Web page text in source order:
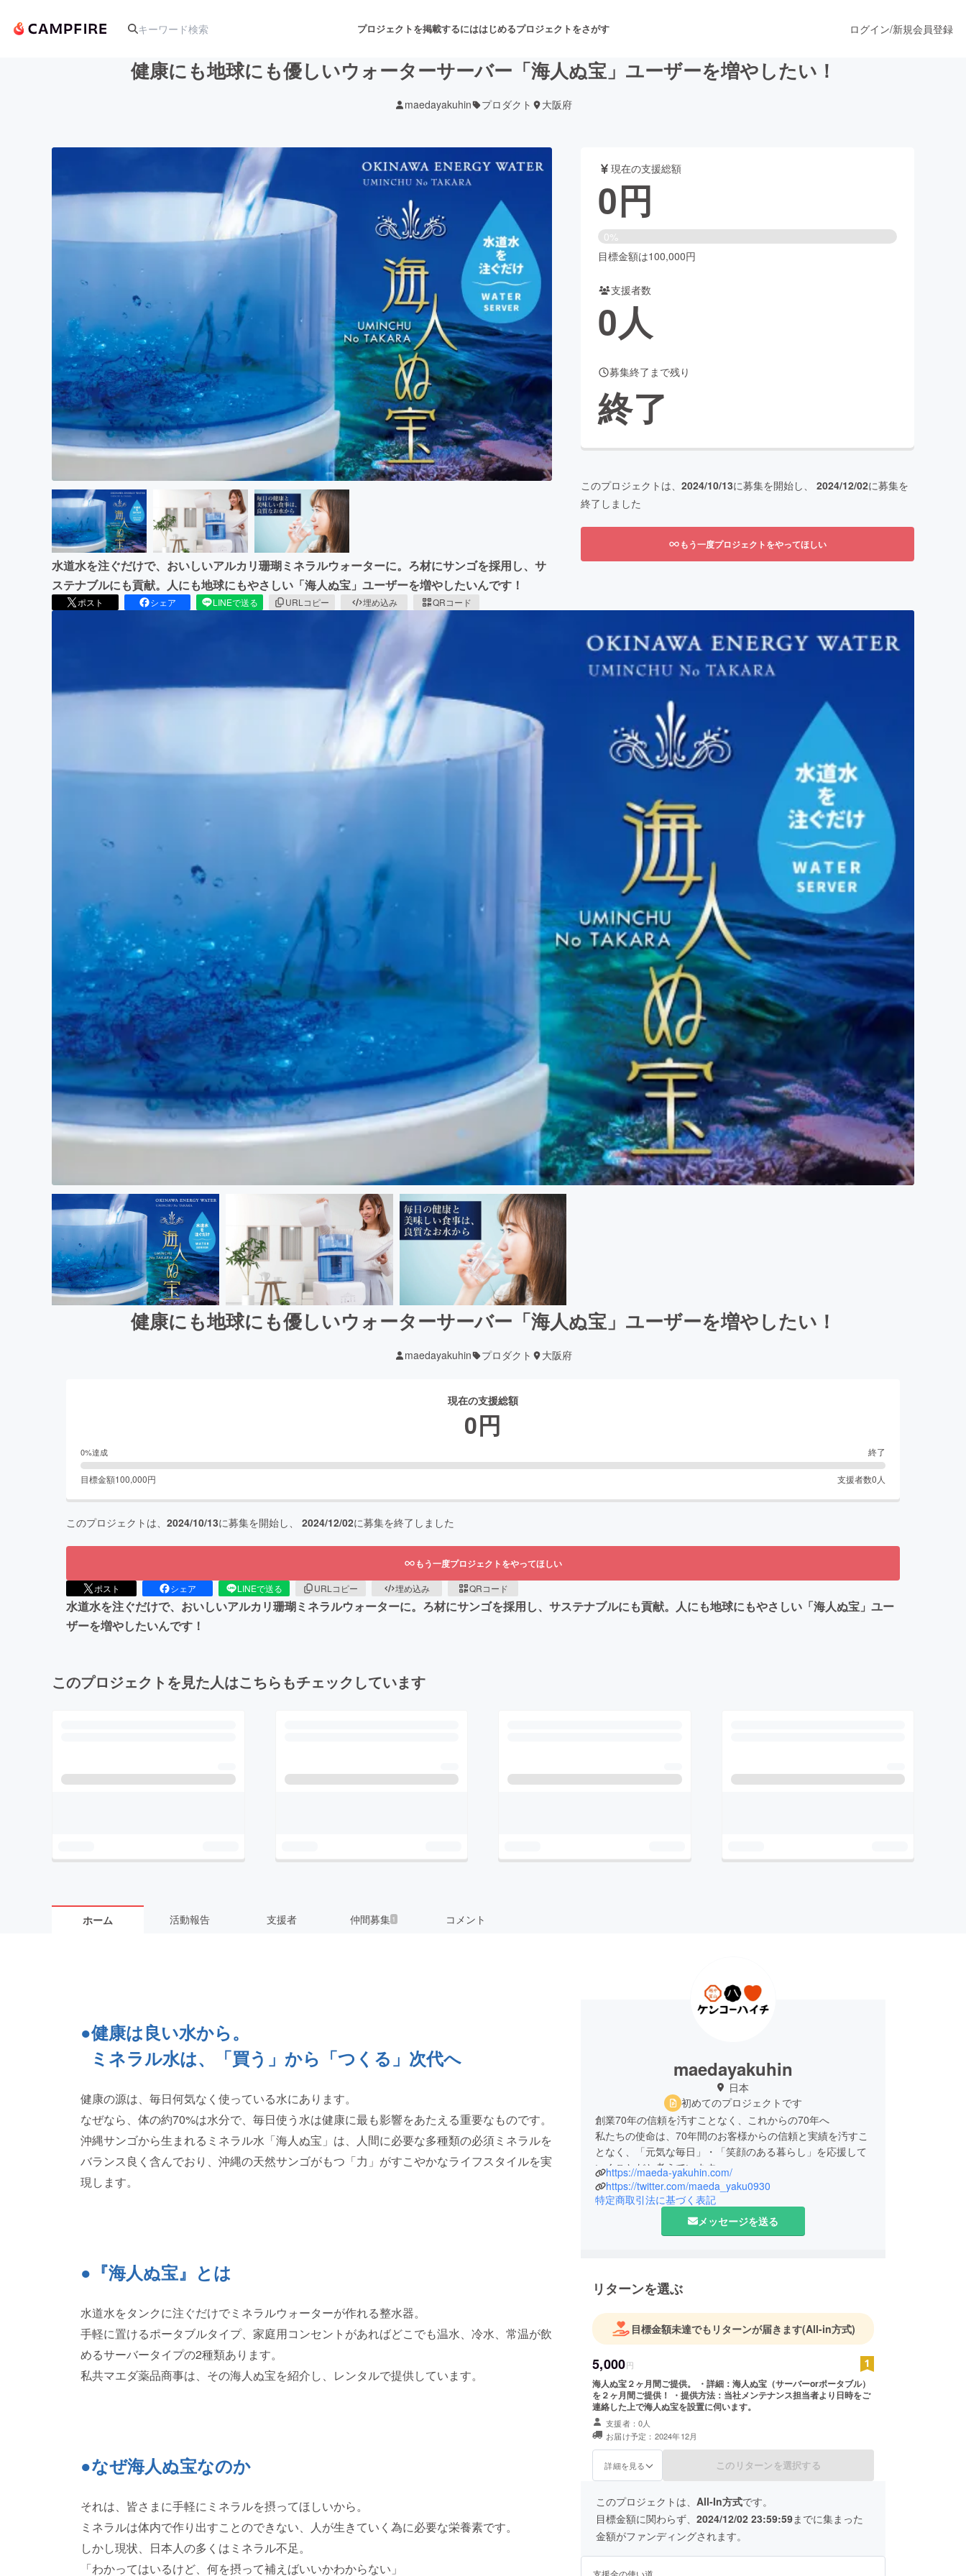
プロジェクトを掲載するにははじめるプロジェクトをさがす
舞台・パフォーマンス
テクノロジー・ガジェット ゲーム・サービス開発
書籍・雑誌出版 アニメ・漫画
ビジネス・起業 ビューティー・ヘルスケア
まちづくり・地域活性化
CAMPFIRE for Social Good
CAMPFIRE Creation
CAMPFIREふるさと納税
コミュニティ
ログイン/新規会員登録
健康にも地球にも優しいウォーターサーバー「海人ぬ宝」ユーザーを増やしたい！
maedayakuhin プロダクト 大阪府
水道水を注ぐだけで、おいしいアルカリ珊瑚ミネラルウォーターに。ろ材にサンゴを採用し、サ
ステナブルにも貢献。人にも地球にもやさしい「海人ぬ宝」ユーザーを増やしたいんです！
ポスト シェア LINEで送る URLコピー 埋め込み QRコード
現在の支援総額
0円
0%
目標金額は100,000円
支援者数
0人
募集終了まで残り
終了
このプロジェクトは、 2024/10/13に募集を開始し、 2024/12/02に募集を
終了しました
もう一度プロジェクトをやってほしい
健康にも地球にも優しいウォーターサーバー「海人ぬ宝」ユーザーを増やしたい！
maedayakuhin プロダクト 大阪府
現在の支援総額
0円
0%達成 終了
目標金額100,000円 支援者数0 人
このプロジェクトは、 2024/10/13に募集を開始し、 2024/12/02に募集を終了しました
もう一度プロジェクトをやってほしい
ポスト シェア LINEで送る URLコピー 埋め込み QRコード
水道水を注ぐだけで、おいしいアルカリ珊瑚ミネラルウォーターに。ろ材にサンゴを採用し、サステナブルにも貢献。人にも地球にもやさしい「海人ぬ宝」ユー
ザーを増やしたいんです！
このプロジェクトを見た人はこちらもチェックしています
ホーム 活動報告 支援者 仲間募集 1 コメント
●健康は良い水から。
ミネラル水は、「買う」から「つくる」次代へ
健康の源は、毎日何気なく使っている水にあります。
なぜなら、体の約70%は水分で、毎日使う水は健康に最も影響をあたえる重要なものです。
沖縄サンゴから生まれるミネラル水「海人ぬ宝」は、人間に必要な多種類の必須ミネラルを
バランス良く含んでおり、沖縄の天然サンゴがもつ「力」がすこやかなライフスタイルを実
現します。
●『海人ぬ宝』とは
水道水をタンクに注ぐだけでミネラルウォーターが作れる整水器。
手軽に置けるポータブルタイプ、家庭用コンセントがあればどこでも温水、冷水、常温が飲
めるサーバータイプの2種類あります。
私共マエダ薬品商事は、その海人ぬ宝を紹介し、レンタルで提供しています。
●なぜ海人ぬ宝なのか
それは、皆さまに手軽にミネラルを摂ってほしいから。
ミネラルは体内で作り出すことのできない、人が生きていく為に必要な栄養素です。
しかし現状、日本人の多くはミネラル不足。
「わかってはいるけど、何を摂って補えばいいかわからない」
maedayakuhin
日本
初めてのプロジェクトです
創業70年の信頼を汚すことなく、これからの70年へ
私たちの使命は、70年間のお客様からの信頼と実績を汚すこ
となく、「元気な毎日」・「笑顔のある暮らし」を応援して
いくことだと考えています。
配置薬業が始まってから300年。そしてマエダ薬品商事が
1950年に創業して70年。
親から子へ、子から孫へと代々語り継がれている「薬売りの
信用三本柱」という言葉があります。信用三本柱というのは
客様が持つお悩みに誠意を持って対応することで、３つの信
越中富山の薬売りが、柳行李を背に日本全国を渡りあるいた
時代から時が進み、長寿大国となった日本では、今、「病気
にかかりにくい身体をつくる」「病気にかかっても自己治癒
力で跳ね返せる身体をつくる」というスーパーヘルス（超健
康）の生き方が重要になっています。
これからの70年。どんなに時代が変わろうとも、お客様から
の信頼を大切にし、一人ひとりに合わせた処方を提案し続け
る事を通じて、お客様にスーパーヘルスで楽しい日々をお過
ごし頂けるよう、健康をお届けし、お客様と共に社会貢献に
努めてまいります。
代表取締役 前田 泰一
https://maeda-yakuhin.com/
https://twitter.com/maeda_yaku0930
特定商取引法に基づく表記
メッセージを送る
リターンを選ぶ
目標金額未達でもリターンが届きます(All-in方式)
5,000円
海人ぬ宝２ヶ月間ご提供。 ・詳細：海人ぬ宝（サーバーorポータブル）
を２ヶ月間ご提供！ ・提供方法：当社メンテナンス担当者より日時をご
連絡した上で海人ぬ宝を設置に伺います。
支援者：0人
お届け予定：2024年12月
詳細を見る このリターンを選択する
このプロジェクトは、 All-In方式です。
目標金額に関わらず、 2024/12/02 23:59:59までに集まった
金額がファンディングされます。